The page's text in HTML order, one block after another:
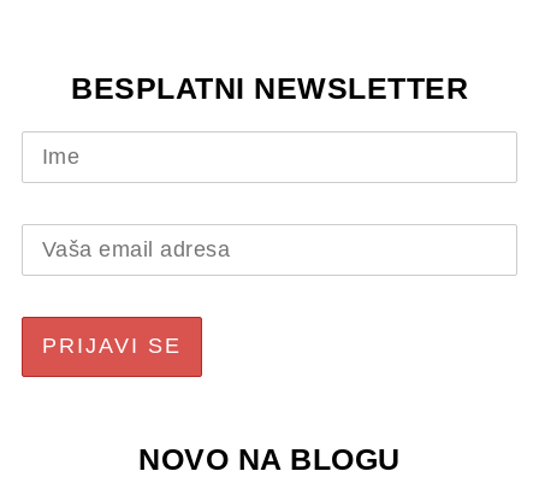
BESPLATNI NEWSLETTER
NOVO NA BLOGU